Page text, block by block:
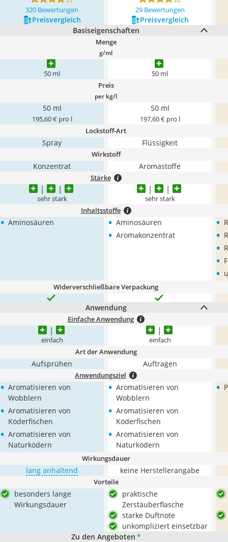
320 Bewertungen 29 Bewertungen
Preis­vergleich
Preis­vergleich
Basiseigenschaften
Menge
g/ml
50 ml 50 ml
Preis
per kg/l
50 ml
195,60 € pro l
50 ml
197,60 € pro l
Lockstoff-Art
Spray Flüssigkeit
Wirkstoff
Konzentrat Aromastoffe
Stärke
sehr stark sehr stark
Inhaltsstoffe
• Aminosäuren • Aminosäuren
• Aromakonzentrat
•
•
•
•
•
Widerverschließbare Verpackung
Anwendung
Einfache Anwendung
einfach einfach
Art der Anwendung
Aufsprühen Auftragen
Anwendungsziel
• Aromatisieren von
Wobblern
• Aromatisieren von
Köderfischen
• Aromatisieren von
Naturködern
• Aromatisieren von
Wobblern
• Aromatisieren von
Köderfischen
• Aromatisieren von
Naturködern
•
Wirkungsdauer
lang anhaltend keine Herstellerangabe
Vorteile
besonders lange
Wirkungsdauer
praktische
Zerstäuberflasche
starke Duftnote
unkompliziert einsetzbar
Zu den Angeboten *